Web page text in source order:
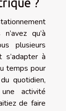
qu’à
plusieurs
à
temps pour
quotidien,
activité
de faire